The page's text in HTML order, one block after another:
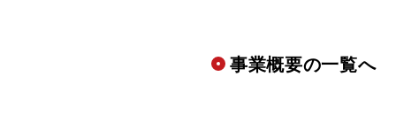
事業概要の一覧へ